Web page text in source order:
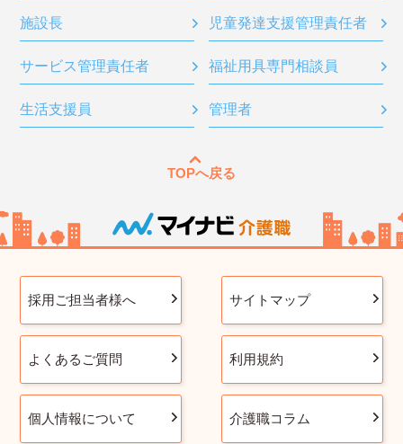
施設長 児童発達支援管理責任者
サービス管理責任者 福祉用具専門相談員
生活支援員 管理者
TOPへ戻る
採用ご担当者様へ サイトマップ
よくあるご質問 利用規約
個人情報について 介護職コラム